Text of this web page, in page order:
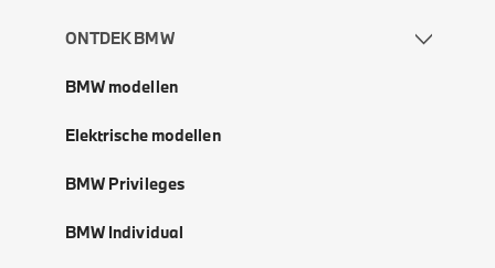
ONTDEK BMW
BMW modellen
Elektrische modellen
BMW Privileges
BMW Individual